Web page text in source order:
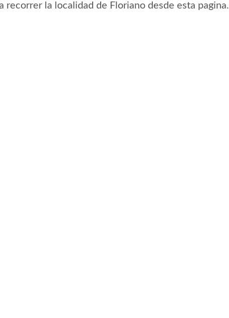
recorrer la localidad de Floriano desde esta pagina.